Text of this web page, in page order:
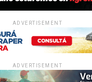
ADVERTISEMENT
ADVERTISEMENT